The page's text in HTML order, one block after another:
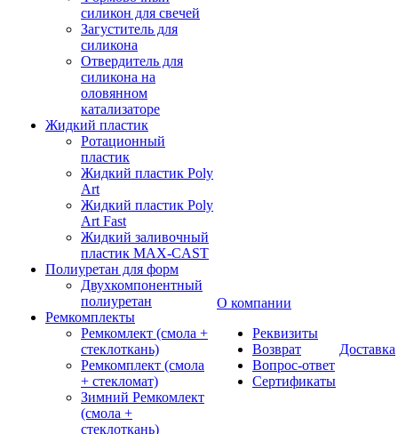
силикон для свечей
Загуститель для
силикона
Отвердитель для
силикона на
оловянном
катализаторе
Жидкий пластик
Ротационный
пластик
Жидкий пластик Poly
Art
Жидкий пластик Poly
Art Fast
Жидкий заливочный
пластик MAX-CAST
Полиуретан для форм
Двухкомпонентный
полиуретан
Ремкомплекты
Ремкомлект (смола +
стеклоткань)
Ремкомплект (смола
+ стекломат)
Зимний Ремкомлект
(смола +
стеклоткань)
О компании
Реквизиты
Возврат
Вопрос-ответ
Сертификаты
Доставка